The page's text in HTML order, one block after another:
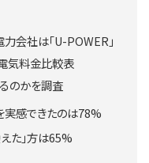
会社は「U-POWER」
気料金比較表
のかを調査
実感できたのは78%
た」方は65%